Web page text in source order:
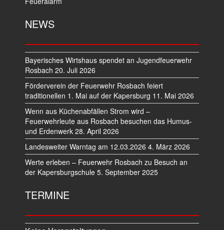
NEWS
Bayerisches Wirtshaus spendet an Jugendfeuerwehr
Rosbach 20. Juli 2026
Förderverein der Feuerwehr Rosbach feiert
traditionellen 1. Mai auf der Kapersburg 11. Mai 2026
Wenn aus Küchenabfällen Strom wird –
Feuerwehrleute aus Rosbach besuchen das Humus-
und Erdenwerk 28. April 2026
Landesweiter Warntag am 12.03.2026 4. März 2026
Werte erleben – Feuerwehr Rosbach zu Besuch an
der Kapersburgschule 5. September 2025
TERMINE